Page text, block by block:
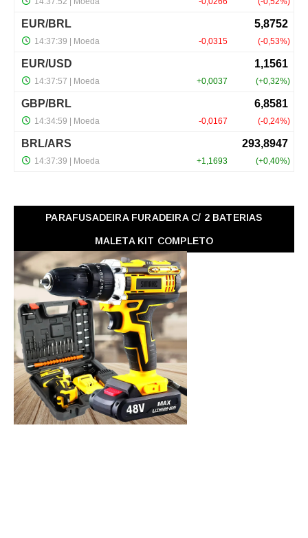
PARAFUSADEIRA FURADEIRA C/ 2 BATERIAS
MALETA KIT COMPLETO